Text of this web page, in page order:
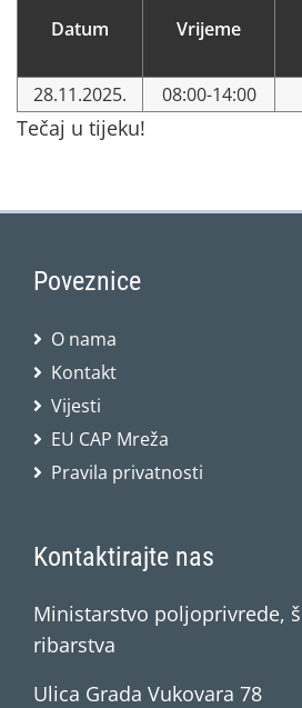
Datum Vrijeme
28.11.2025. 08:00-14:00
Tečaj u tijeku!
Poveznice
O nama
Kontakt
Vijesti
EU CAP Mreža
Pravila privatnosti
Kontaktirajte nas
Ministarstvo poljoprivrede,
ribarstva
Ulica Grada Vukovara 78